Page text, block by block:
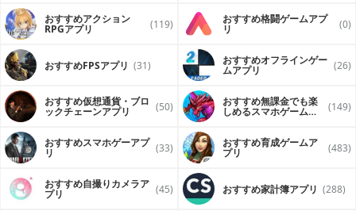
Checklist
• A simple checklist which allows for quick entry
• Organize by project so you can be more efficient
• Set an alert to your checklist item so you don’t miss
important things to do
• Hold and drag your list items so you can re-order your
list fast
• Listen to your checklist items with text to voice so you
can be hands-free
• Handwrite your Checklist item for quicker entry
• Share your checklist with your co-workers, colleagues,
• Integrates with To Do & Projects module so no need to
retype your entries
おすすめアクション
RPGアプリ (119) おすすめ格闘ゲームアプ
リ (0)
おすすめFPSアプリ (31) おすすめオフラインゲー
ムアプリ (26)
おすすめ仮想通貨・ブロ
ックチェーンアプリ (50) おすすめ無課金でも楽
しめるスマホゲームア (149)
おすすめスマホゲーアプ
リ (33) おすすめ育成ゲームア
プリ (483)
おすすめ自撮りカメラア
プリ (45) おすすめ家計簿アプリ (288)